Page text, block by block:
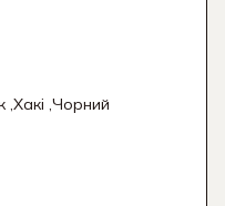
,Хакі ,Чорний